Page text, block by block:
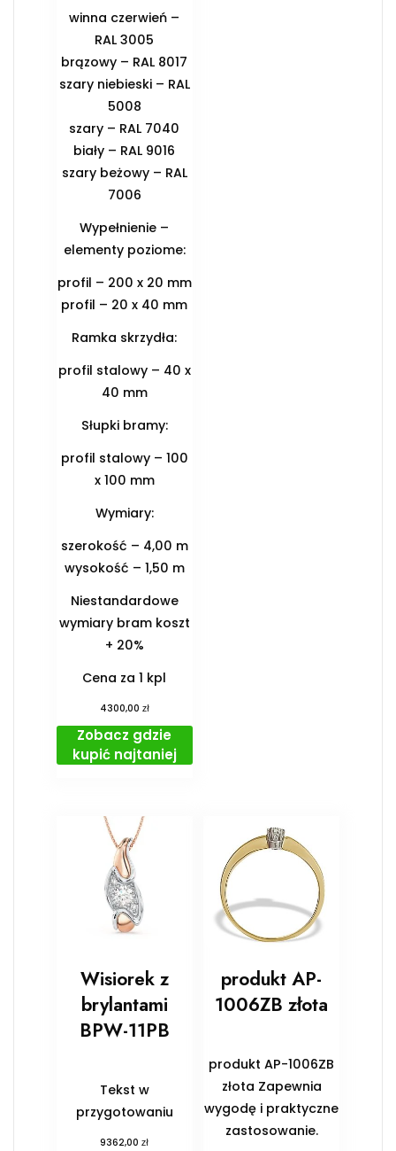
winna czerwień –
RAL 3005
brązowy – RAL 8017
szary niebieski – RAL
5008
szary – RAL 7040
biały – RAL 9016
szary beżowy – RAL
7006
Wypełnienie –
elementy poziome:
profil – 200 x 20 mm
profil – 20 x 40 mm
Ramka skrzydła:
profil stalowy – 40 x
40 mm
Słupki bramy:
profil stalowy – 100
x 100 mm
Wymiary:
szerokość – 4,00 m
wysokość – 1,50 m
Niestandardowe
wymiary bram koszt
+ 20%
Cena za 1 kpl
4300,00 zł
Zobacz gdzie
kupić najtaniej
Wisiorek z
brylantami
BPW-11PB
Tekst w
przygotowaniu
9362,00zł
produkt AP-
1006ZB złota
produkt AP-1006ZB
złota Zapewnia
wygodę i praktyczne
zastosowanie.